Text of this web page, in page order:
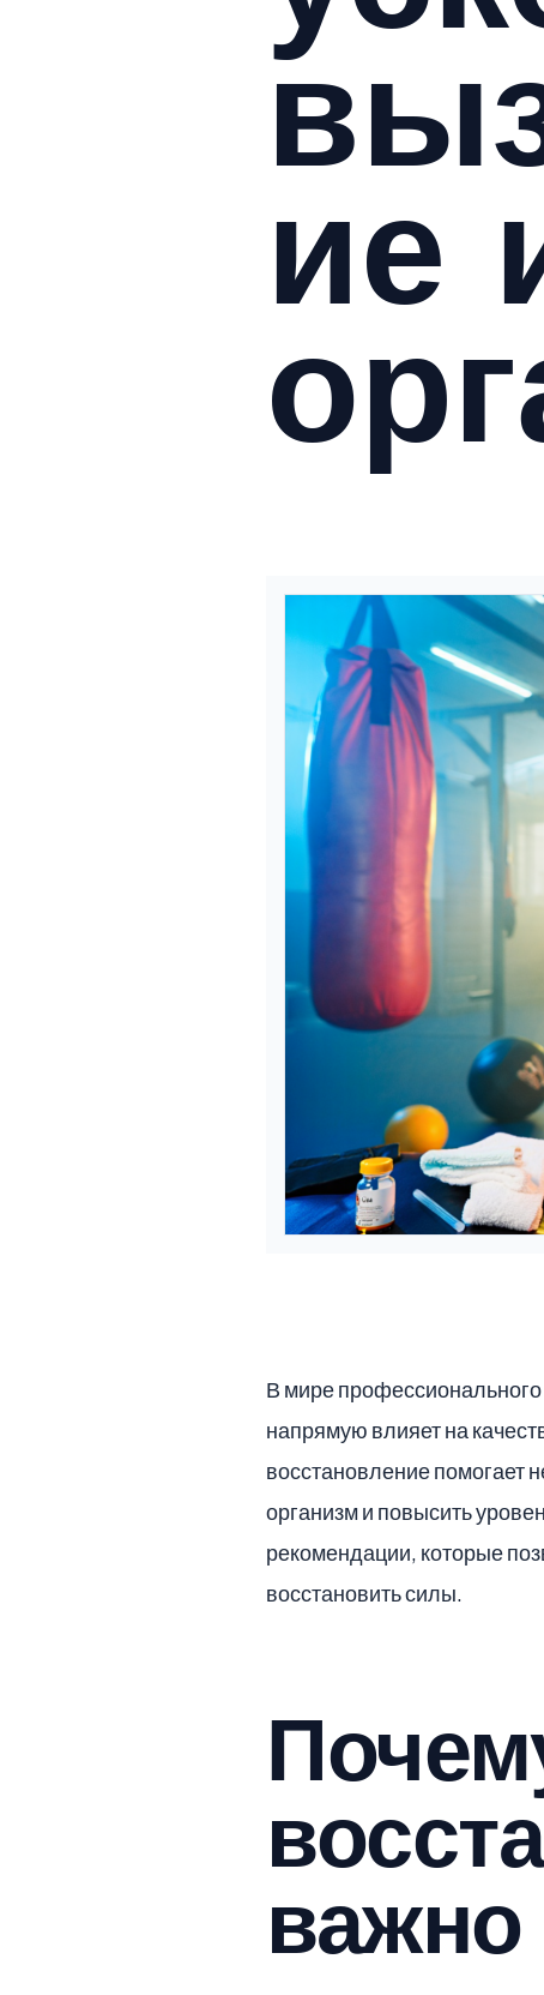
ие
В мире профессионального
напрямую влияет на
восстановление помогает
организм и повысить
рекомендации, которые
восстановить силы.